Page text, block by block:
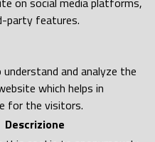
party features.
and analyze the
which helps in
for the visitors.
Descrizione